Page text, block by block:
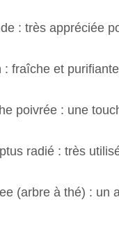
: très appréciée
fraîche et
poivrée : une
radié : très
(arbre à thé) : un